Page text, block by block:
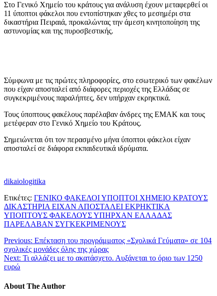
Στο Γενικό Χημείο του κράτους για ανάλυση έχουν μεταφερθεί οι
11 ύποπτοι φάκελοι που εντοπίστηκαν χθες το μεσημέρι στα
δικαστήρια Πειραιά, προκαλώντας την άμεση κινητοποίηση της
αστυνομίας και της πυροσβεστικής.
Σύμφωνα με τις πρώτες πληροφορίες, στο εσωτερικό των φακέλων
που είχαν αποσταλεί από διάφορες περιοχές της Ελλάδας σε
συγκεκριμένους παραλήπτες, δεν υπήρχαν εκρηκτικά.
Τους ύποπτους φακέλους παρέλαβαν άνδρες της ΕΜΑΚ και τους
μετέφεραν στο Γενικό Χημείο του Κράτους.
Σημειώνεται ότι τον περασμένο μήνα ύποπτοι φάκελοι είχαν
αποσταλεί σε διάφορα εκπαιδευτικά ιδρύματα.
dikaiologitika
Ετικέτες: ΓΕΝΙΚΟ ΦΑΚΕΛΟΙ ΥΠΟΠΤΟΙ ΧΗΜΕΙΟ ΚΡΑΤΟΥΣ
ΔΙΚΑΣΤΗΡΙΑ ΕΙΧΑΝ ΑΠΟΣΤΑΛΕΙ ΕΚΡΗΚΤΙΚΑ
ΥΠΟΠΤΟΥΣ ΦΑΚΕΛΟΥΣ ΥΠΗΡΧΑΝ ΕΛΛΑΔΑΣ
ΠΑΡΕΛΑΒΑΝ ΣΥΓΚΕΚΡΙΜΕΝΟΥΣ
Previous: Επέκταση του προγράμματος «Σχολικά Γεύματα» σε 104
σχολικές μονάδες όλης της χώρας
Next: Τι αλλάζει με το ακατάσχετο. Αυξάνεται το όριο των 1250
ευρώ
About The Author